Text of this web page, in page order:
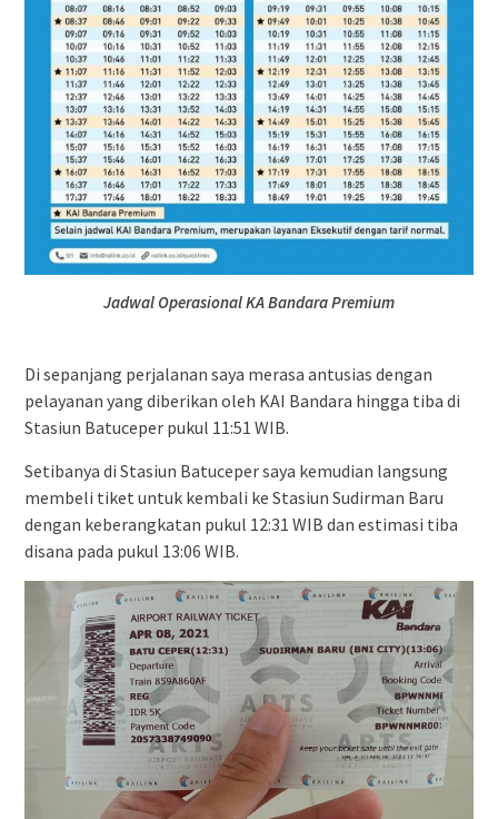
Jadwal Operasional KA Bandara Premium
Di sepanjang perjalanan saya merasa antusias dengan
pelayanan yang diberikan oleh KAI Bandara hingga tiba di
Stasiun Batuceper pukul 11:51 WIB.
Setibanya di Stasiun Batuceper saya kemudian langsung
membeli tiket untuk kembali ke Stasiun Sudirman Baru
dengan keberangkatan pukul 12:31 WIB dan estimasi tiba
disana pada pukul 13:06 WIB.